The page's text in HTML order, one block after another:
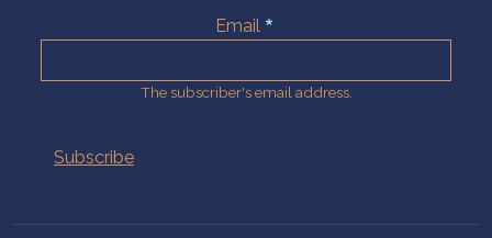
Email
The subscriber's email address.